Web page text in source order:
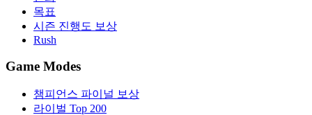
목표
시즌 진행도 보상
Rush
Game Modes
챔피언스 파이널 보상
라이벌 Top 200